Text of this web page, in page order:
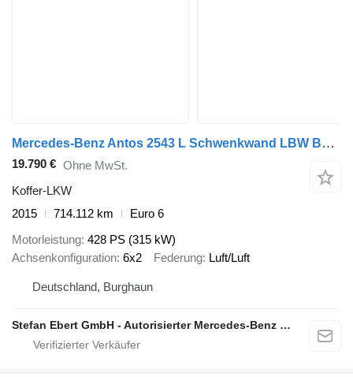
Mercedes-Benz Antos 2543 L Schwenkwand LBW BÄR 2.500kg AHK
19.790 € Ohne MwSt.
Koffer-LKW
2015
714.112 km
Euro 6
Motorleistung 428 PS (315 kW)
Achsenkonfiguration 6x2 Federung Luft/Luft
Deutschland, Burghaun
Stefan Ebert GmbH - Autorisierter Mercedes-Benz Servicepartner